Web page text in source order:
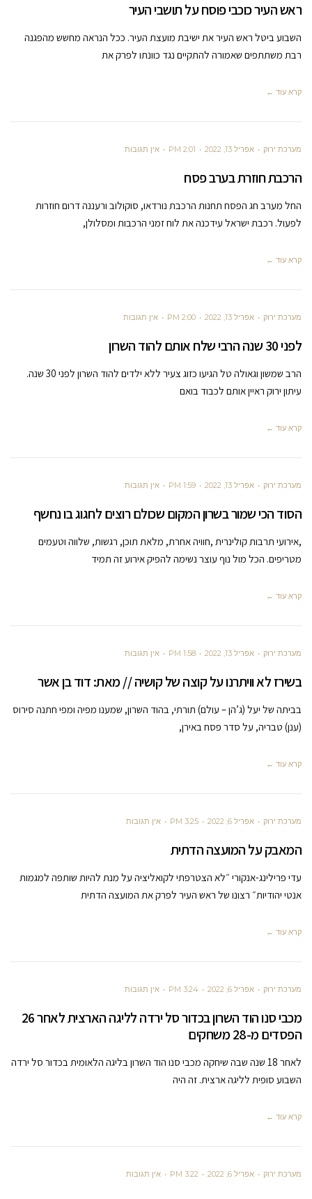
ראש העיר כוכבי פוסח על תושבי העיר
השבוע ביטל ראש העיר את ישיבת מועצת העיר. ככל הנראה מחשש מהפגנה
רבת משתתפים שאמורה להתקיים נגד כוונתו לפרק את
קרא עוד ←
מערכת ירוק אפריל 13, 2022 2:01 PM אין תגובות
הרכבת חוזרת בערב פסח
החל מערב חג הפסח תחנות הרכבת נורדאו, סוקולוב ורעננה דרום חוזרות
לפעול. רכבת ישראל עידכנה את לוח זמני הרכבות ומסלולן,
קרא עוד ←
מערכת ירוק אפריל 13, 2022 2:00 PM אין תגובות
לפני 30 שנה הרבי שלח אותם להוד השרון
הרב שמשון וגאולה טל הגיעו כזוג צעיר ללא ילדים להוד השרון לפני 30 שנה.
עיתון ירוק ראיין אותם לכבוד בואם
קרא עוד ←
מערכת ירוק אפריל 13, 2022 1:59 PM אין תגובות
הסוד הכי שמור בשרון המקום שכולם רוצים לחגוג בו נחשף
,אירועי תרבות קולינרית ,חוויה אחרת, מלאת תוכן, רגשות, שלווה וטעמים
מטריפים. הכל מול נוף עוצר נשימה להפיק אירוע זה תמיד
קרא עוד ←
מערכת ירוק אפריל 13, 2022 1:58 PM אין תגובות
בשירז לא וויתרנו על קוצה של קושיה // מאת: דוד בן אשר
בביתה של יעל (ג’הן – עולם) תורתי, בהוד השרון, שמענו מפיה ומפי חתנה סירוס
(ענן) טבריה, על סדר פסח באירן,
קרא עוד ←
מערכת ירוק אפריל 6, 2022 3:25 PM אין תגובות
המאבק על המועצה הדתית
עדי פרילינג-אנקורי ״לא הצטרפתי לקואליציה על מנת להיות שותפה למגמות
אנטי יהודיות״ רצונו של ראש העיר לפרק את המועצה הדתית
קרא עוד ←
מערכת ירוק אפריל 6, 2022 3:24 PM אין תגובות
מכבי סנו הוד השרון בכדור סל ירדה לליגה הארצית לאחר 26
הפסדים מ-28 משחקים
לאחר 18 שנה שבה שיחקה מכבי סנו הוד השרון בליגה הלאומית בכדור סל ירדה
השבוע סופית לליגה ארצית. זה היה
קרא עוד ←
מערכת ירוק אפריל 6, 2022 3:22 PM אין תגובות